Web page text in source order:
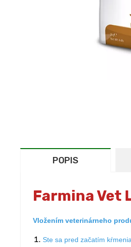
POPIS
Farmina Vet
Vložením veterinárneho
Ste sa pred začatím